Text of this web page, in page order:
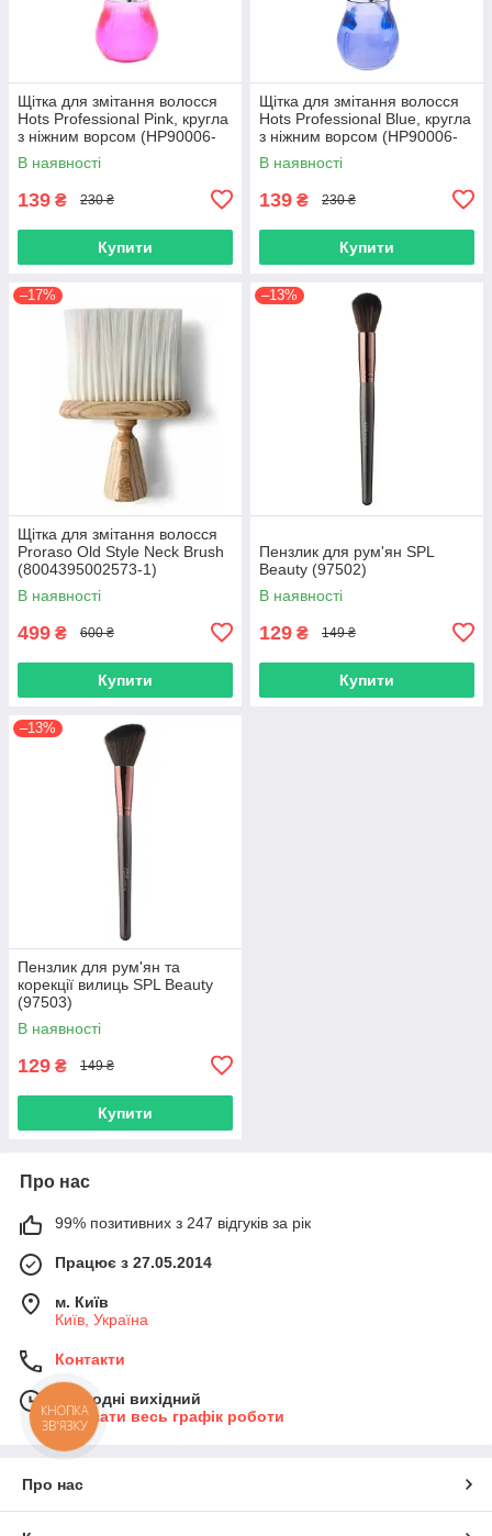
Щітка для змітання волосся
Hots Professional Pink, кругла
з ніжним ворсом (HP90006-
Pink)
В наявності
139 ₴ 230 ₴
Купити
Щітка для змітання волосся
Hots Professional Blue, кругла
з ніжним ворсом (HP90006-
Blue)
В наявності
139 ₴ 230 ₴
Купити
–17%
Щітка для змітання волосся
Proraso Old Style Neck Brush
(8004395002573-1)
В наявності
499 ₴ 600 ₴
Купити
–13%
Пензлик для рум'ян SPL
Beauty (97502)
В наявності
129 ₴ 149 ₴
Купити
–13%
Пензлик для рум'ян та
корекції вилиць SPL Beauty
(97503)
В наявності
129 ₴ 149 ₴
Купити
Про нас
99% позитивних з 247 відгуків за рік
Працює з 27.05.2014
м. Київ
Київ, Україна
Контакти
Сьогодні вихідний
Показати весь графік роботи
Про нас
КНОПКА
ЗВ'ЯЗКУ